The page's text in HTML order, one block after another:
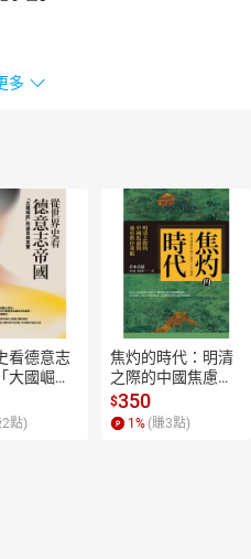
多
看德意志
大國崛
思與真實
】
2點)
焦灼的時代：明清
之際的中國焦慮與
東亞秩序重組【電
子書】
$350
1 % (賺3點)